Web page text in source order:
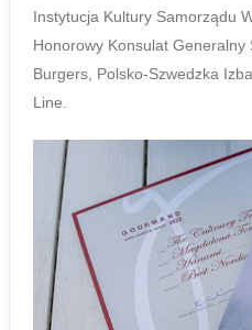
Instytucja Kultury Samorządu
Honorowy Konsulat
Burgers, Polsko-Szwedzka
Line.